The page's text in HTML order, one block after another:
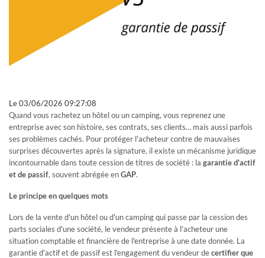
GRAVITAO ET VOUS
VOTRE COMPTE GRAVITAO
Grâce à votre compte GRAVITAO, si vous êtes acquéreur,
vous pouvez accéder à nos nouveautés en avant première,
vous pilotez votre recherche 7/7 et 24/24 !
Si vous êtes propriétaire, vous pouvez accéder à votre avis
de valeur et consulter combien d'acquéreurs
correspondent à votre établissement !
INFOS
Le03/06/2026 09:27:08
Quand vous rachetez un hôtel ou un camping, vous reprenez une
entreprise avec son histoire, ses contrats, ses clients… mais aussi parfois
ses problèmes cachés. Pour protéger l'acheteur contre de mauvaises
surprises découvertes après la signature, il existe un mécanisme juridique
incontournable dans toute cession de titres de société : la garantie d'actif
et de passif, souvent abrégée enGAP.
Le principe en quelques mots
Lors de la vente d'un hôtel ou d'un camping qui passe par la cession des
parts sociales d'une société, le vendeur présente à l'acheteur une
situation comptable et financière de l'entreprise à une date donnée. La
garantie d'actif et de passif est l'engagement du vendeur decertifier que